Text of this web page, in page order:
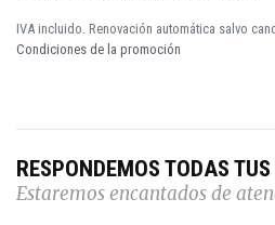
IVA incluido. Renovación automática salvo
Condiciones de la promoción
RESPONDEMOS TODAS
Estaremos encantados de